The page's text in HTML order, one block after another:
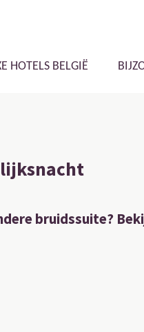
HOTELS BELGIË
bruidssuite?